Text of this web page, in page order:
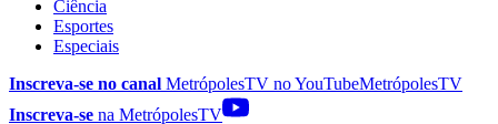
Ciência
Esportes
Especiais
Inscreva-se no canal MetrópolesTV noYouTubeMetrópolesTV
Inscreva-se na MetrópolesTV